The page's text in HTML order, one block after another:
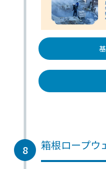
8 箱根ロープウ